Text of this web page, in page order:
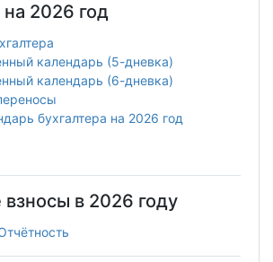
2026 год
календарь (5-дневка)
календарь (6-дневка)
бухгалтера на 2026 год
в 2026 году